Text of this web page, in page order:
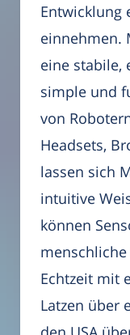
Entwicklung
einnehmen.
eine stabile,
simple und
von
Headsets,
lassen sich
intuitive
können
Echtzeit mit
Latzen über